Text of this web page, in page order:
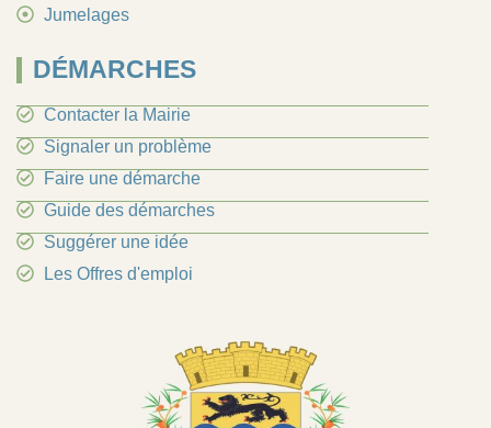
Jumelages
DÉMARCHES
Contacter la Mairie
Signaler un problème
Faire une démarche
Guide des démarches
Suggérer une idée
Les Offres d'emploi